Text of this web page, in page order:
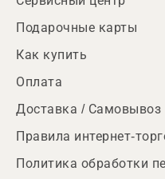
Подарочные карты
Как купить
Оплата
Доставка / Самовывоз
Правила интернет-
Политика обработки